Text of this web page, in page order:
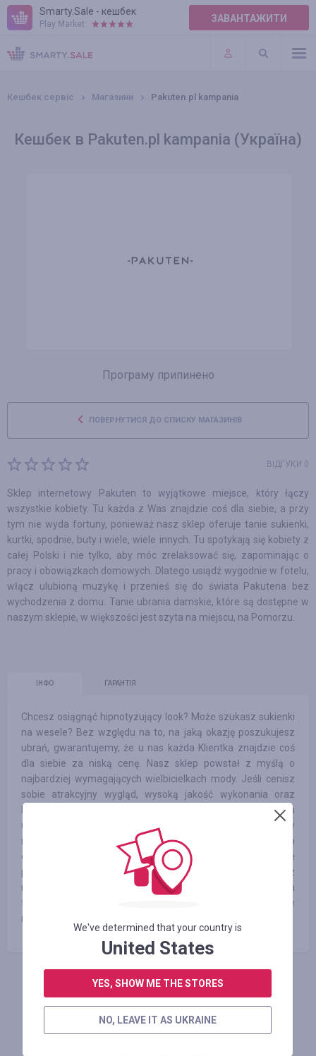
Smarty.Sale - кешбек
Play Market: ЗАВАНТАЖИТИ
ПРАВИЛА
ПЛАГІНИ
Кешбек сервіс Магазини Pakuten.pl kampania
Кешбек в Pakuten.pl kampania (Україна)
Програму припинено
ПОВЕРНУТИСЯ ДО СПИСКУ МАГАЗИНІВ
ВІДГУКИ 0
Sklep internetowy Pakuten to wyjątkowe miejsce, który łączy
wszystkie kobiety. Tu każda z Was znajdzie coś dla siebie, a przy
tym nie wyda fortuny, ponieważ nasz sklep oferuje tanie sukienki,
kurtki, spodnie, buty i wiele, wiele innych. Tu spotykają się kobiety z
całej Polski i nie tylko, aby móc zrelaksować się, zapominając o
pracy i obowiązkach domowych. Dlatego usiądź wygodnie w fotelu,
włącz ulubioną muzykę i przenieś się do świata Pakutena bez
wychodzenia z domu. Tanie ubrania damskie, które są dostępne w
naszym sklepie, w większości jest szyta na miejscu, na Pomorzu.
ІНФО ГАРАНТІЯ
Chcesz osiągnąć hipnotyzujący look? Może szukasz sukienki
na wesele? Bez względu na to, na jaką okazję poszukujesz
ubrań, gwarantujemy, że u nas każda Klientka znajdzie coś
dla siebie za niską cenę. Nasz sklep powstał z myślą o
najbardziej wymagających wielbicielkach mody. Jeśli cenisz
sobie atrakcyjny wygląd, wysoką jakość wykonania oraz
korzystną cenę, to na pewno opuścisz nasz sklep z wielkim
uśmiechem. Oryginalna odzież damska dostępna online w
naszym sklepie wyróżni Cię z tłumu. Posiadamy ubrania o
ciekawym fasonie i designie. Jeżeli pragniesz wyrazić siebie
poprzez to co masz na sobie, to na pewno osiągniesz to z
nami. Odzież damska online oferowana przez sklep Pakuten
to duży wybór modnych ubrań. To czysta przyjemność w
robieniu zakupów.
АВТОРИЗУЙТЕСЬ, ЩОБ ЗАЛИШИТИ ВІДГУК
We've determined that your country is
United States
YES, SHOW ME THE STORES
NO, LEAVE IT AS UKRAINE